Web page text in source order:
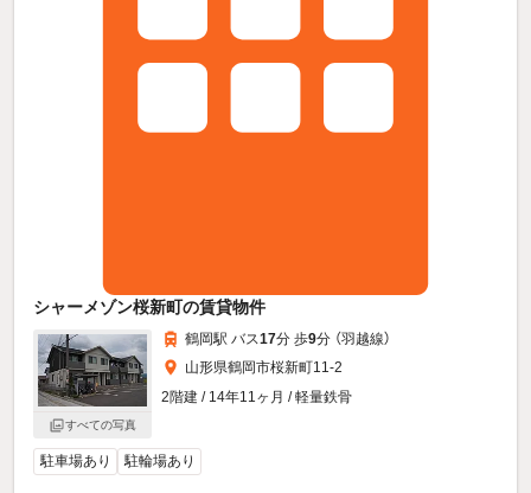
シャーメゾン桜新町の賃貸物件
すべての写真
鶴岡駅 バス17分 歩9分 （羽越線）
山形県鶴岡市桜新町11-2
2階建 / 14年11ヶ月 / 軽量鉄骨
駐車場あり 駐輪場あり